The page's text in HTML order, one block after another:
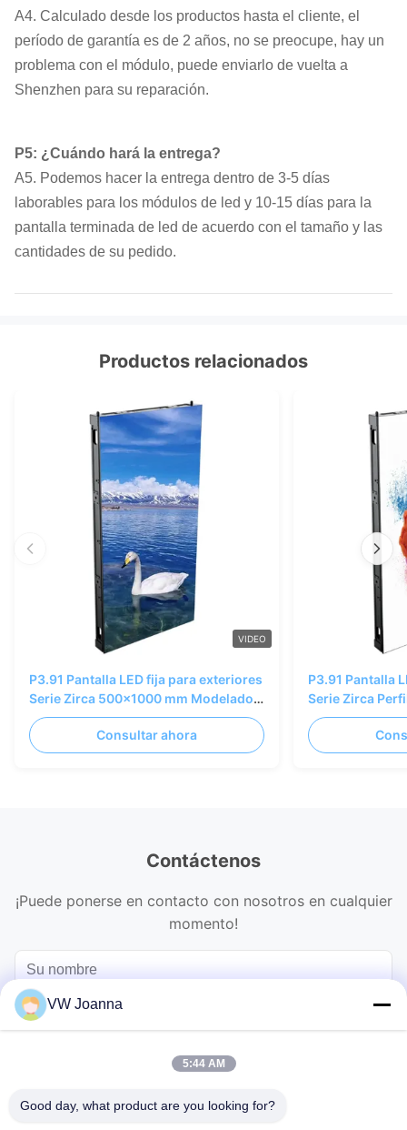
A4. Calculado desde los productos hasta el cliente, el
período de garantía es de 2 años, no se preocupe, hay un
problema con el módulo, puede enviarlo de vuelta a
Shenzhen para su reparación.
P5: ¿Cuándo hará la entrega?
A5. Podemos hacer la entrega dentro de 3-5 días
laborables para los módulos de led y 10-15 días para la
pantalla terminada de led de acuerdo con el tamaño y las
cantidades de su pedido.
Productos relacionados
VIDEO
P3.91 Pantalla LED fija para exteriores
Serie Zirca 500x1000 mm Modelado
creativo para exteriores
Consultar ahora
P3.91 Pantalla
Serie Zirca
500x1000 mm
Contáctenos
¡Puede ponerse en contacto con nosotros en cualquier
momento!
VW Joanna
5:44 AM
Good day, what product are you looking for?